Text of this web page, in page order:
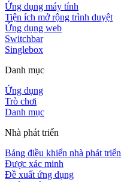
Ứng dụng máy tính
Tiện ích mở rộng trình duyệt
Ứng dụng web
Switchbar
Singlebox
Danh mục
Ứng dụng
Trò chơi
Danh mục
Nhà phát triển
Bảng điều khiển nhà phát triển
Được xác minh
Đề xuất ứng dụng